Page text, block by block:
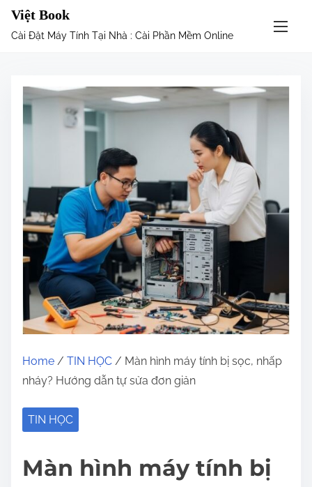
Việt Book
Cài Đặt Máy Tính Tại Nhà : Cài Phần Mềm Online
Home / TIN HỌC / Màn hình máy tính bị sọc, nhấp
nháy? Hướng dẫn tự sửa đơn giản
TIN HỌC
Màn hình máy tính bị